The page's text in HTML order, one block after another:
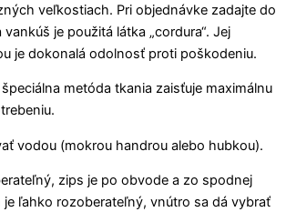
veľkostiach. Pri objednávke zadajte do
je použitá látka „cordura“. Jej
je dokonalá odolnosť proti poškodeniu.
metóda tkania zaisťuje maximálnu
vodou (mokrou handrou alebo hubkou).
zips je po obvode a zo spodnej
ľahko rozoberateľný, vnútro sa dá vybrať